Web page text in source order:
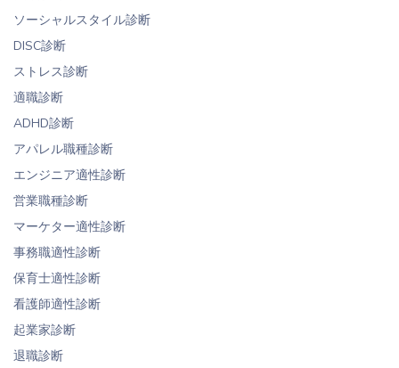
ソーシャルスタイル診断
DISC診断
ストレス診断
適職診断
ADHD診断
アパレル職種診断
エンジニア適性診断
営業職種診断
マーケター適性診断
事務職適性診断
保育士適性診断
看護師適性診断
起業家診断
退職診断